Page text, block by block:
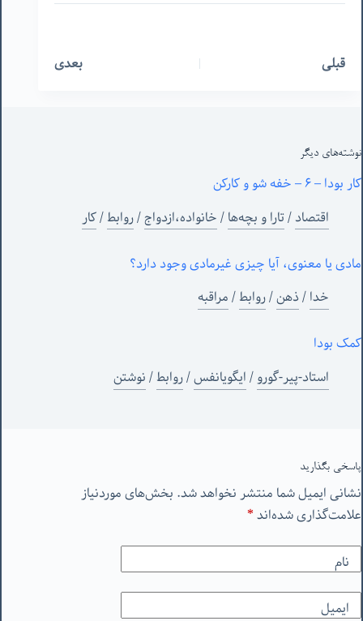
قبلی بعدی
نوشته‌های‌ دیگر
کار بودا – ۶ – خفه شو و کارکن
اقتصاد/تارا و بچه‌ها/خانواده،ازدواج/روابط/کار
مادی یا معنوی، آیا چیزی غیرمادی وجود دارد؟
خدا/ذهن/روابط/مراقبه
کمک بودا
استاد-پیر-گورو/ایگویانفس/روابط/نوشتن
پاسخی بگذارید
نشانی ایمیل شما منتشر نخواهد شد. بخش‌های موردنیاز
علامت‌گذاری شده‌اند*
نام
ایمیل